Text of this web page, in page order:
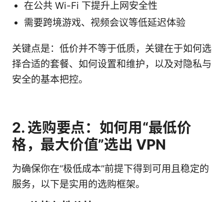
在公共 Wi-Fi 下提升上网安全性
需要跨境游戏、视频会议等低延迟体验
关键点是：低价并不等于低质，关键在于如何选
择合适的套餐、如何设置和维护，以及对隐私与
安全的基本把控。
2. 选购要点：如何用“最低价
格，最大价值”选出 VPN
为确保你在“极低成本”前提下得到可用且稳定的
服务，以下是实用的选购框架。